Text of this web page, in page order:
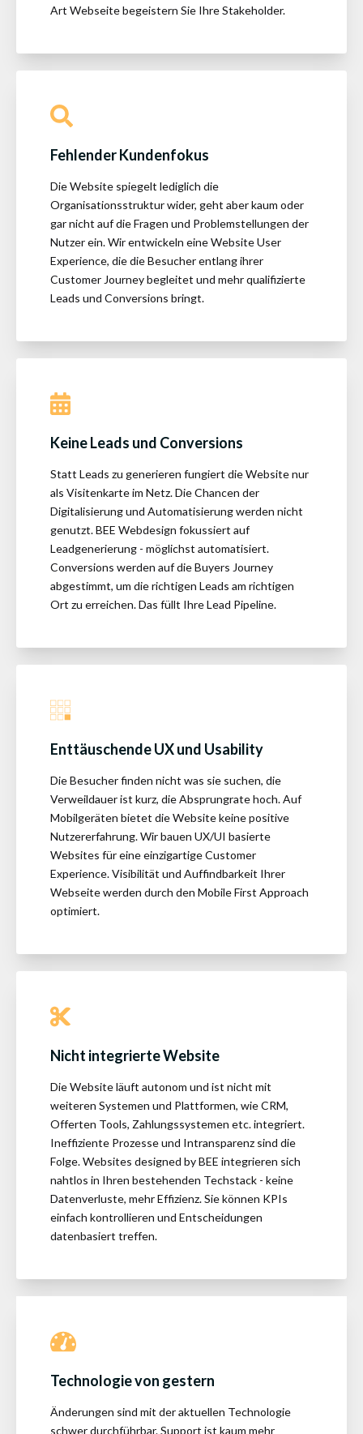
Art Webseite begeistern Sie Ihre Stakeholder.
Fehlender Kundenfokus
Die Website spiegelt lediglich die
Organisationsstruktur wider, geht aber kaum oder
gar nicht auf die Fragen und Problemstellungen der
Nutzer ein. Wir entwickeln eine Website User
Experience, die die Besucher entlang ihrer
Customer Journey begleitet und mehr qualifizierte
Leads und Conversions bringt.
Keine Leads und Conversions
Statt Leads zu generieren fungiert die Website nur
als Visitenkarte im Netz. Die Chancen der
Digitalisierung und Automatisierung werden nicht
genutzt. BEE Webdesign fokussiert auf
Leadgenerierung - möglichst automatisiert.
Conversions werden auf die Buyers Journey
abgestimmt, um die richtigen Leads am richtigen
Ort zu erreichen. Das füllt Ihre Lead Pipeline.
Enttäuschende UX und Usability
Die Besucher finden nicht was sie suchen, die
Verweildauer ist kurz, die Absprungrate hoch. Auf
Mobilgeräten bietet die Website keine positive
Nutzererfahrung. Wir bauen UX/UI basierte
Websites für eine einzigartige Customer
Experience. Visibilität und Auffindbarkeit Ihrer
Webseite werden durch den Mobile First Approach
optimiert.
Nicht integrierte Website
Die Website läuft autonom und ist nicht mit
weiteren Systemen und Plattformen, wie CRM,
Offerten Tools, Zahlungssystemen etc. integriert.
Ineffiziente Prozesse und Intransparenz sind die
Folge. Websites designed by BEE integrieren sich
nahtlos in Ihren bestehenden Techstack - keine
Datenverluste, mehr Effizienz. Sie können KPIs
einfach kontrollieren und Entscheidungen
datenbasiert treffen.
Technologie von gestern
Änderungen sind mit der aktuellen Technologie
schwer durchführbar. Support ist kaum mehr